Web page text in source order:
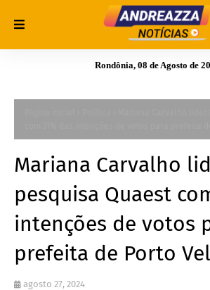
Rondônia, 08 de Agosto de
Mariana Carvalho
pesquisa Quaest
intenções de votos
prefeita de Porto
agosto 27, 2024